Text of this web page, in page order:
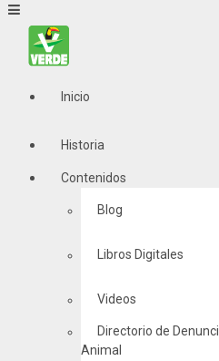
Inicio
Historia
Contenidos
Blog
Libros Digitales
Videos
Directorio de
Animal